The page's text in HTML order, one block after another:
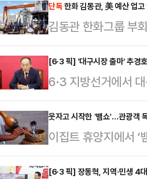
유지하며 실적 개선
6054억원, 영업이
년 동기와 비교해
다. 1분기 당기순이
적 개선은 유럽 EV
인…
단독한화 김동관, 美 예산 업
김동관 한화그룹 부
(MASG·(미국 조선
다. 한화는 미 정부
금을 제시, 1만명 규
야드를 첨단 제조 거
은 모습이다.29일(
필라델피아에 위치
을 대…
[6·3 픽] '대구시장 출마' 추경
6·3 지방선거에서
을 사퇴하면서 "더
짐했다.추경호 의원
해 국회의원직 사퇴
를 달았던 날, 겨우
웃자고 시작한 '뱀쇼'…관광객
이집트 휴양지에서
사고가 발생했다.27
주 경찰은 이집트 홍
[6·3 픽] 장동혁, 지역·민생 4